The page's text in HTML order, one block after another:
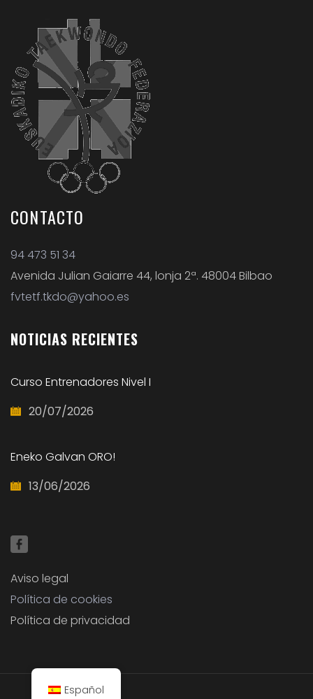
CONTACTO
94 473 51 34
Avenida Julian Gaiarre 44, lonja 2ª. 48004 Bilbao
fvtetf.tkdo@yahoo.es
NOTICIAS RECIENTES
Curso Entrenadores Nivel I
20/07/2026
Eneko Galvan ORO!
13/06/2026
Aviso legal
Política de cookies
Política de privacidad
Español